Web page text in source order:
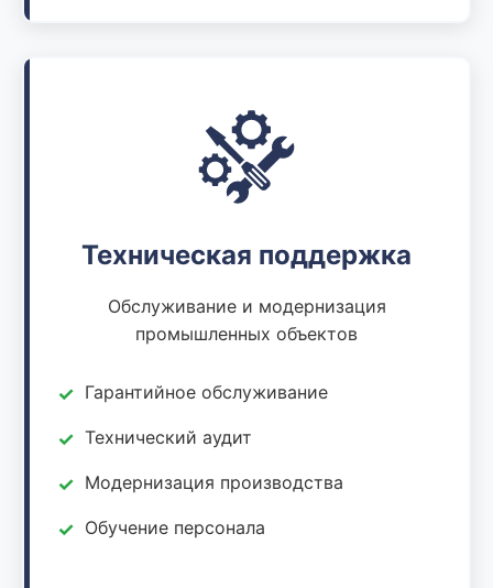
Техническая поддержка
Обслуживание и модернизация
промышленных объектов
Гарантийное обслуживание
Технический аудит
Модернизация производства
Обучение персонала